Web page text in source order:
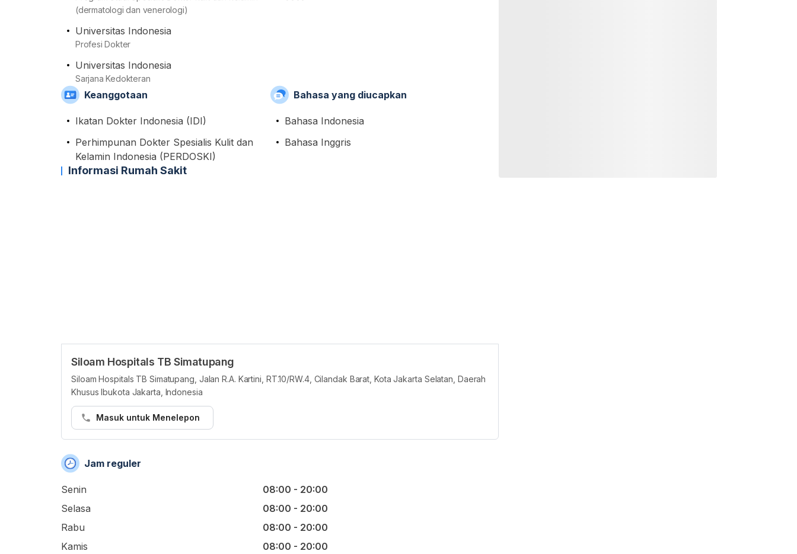
(dermatologi dan venerologi)
Universitas Indonesia
Profesi Dokter
Universitas Indonesia
Sarjana Kedokteran
Keanggotaan
Ikatan Dokter Indonesia (IDI)
Perhimpunan Dokter Spesialis Kulit dan
Kelamin Indonesia (PERDOSKI)
Bahasa yang diucapkan
Bahasa Indonesia
Bahasa Inggris
Informasi Rumah Sakit
Siloam Hospitals TB Simatupang
Siloam Hospitals TB Simatupang, Jalan R.A. Kartini, RT.10/RW.4, Cilandak Barat, Kota Jakarta Selatan, Daerah
Khusus Ibukota Jakarta, Indonesia
Masuk untuk Menelepon
Jam reguler
Senin
08:00 - 20:00
Selasa
08:00 - 20:00
Rabu
08:00 - 20:00
Kamis
08:00 - 20:00